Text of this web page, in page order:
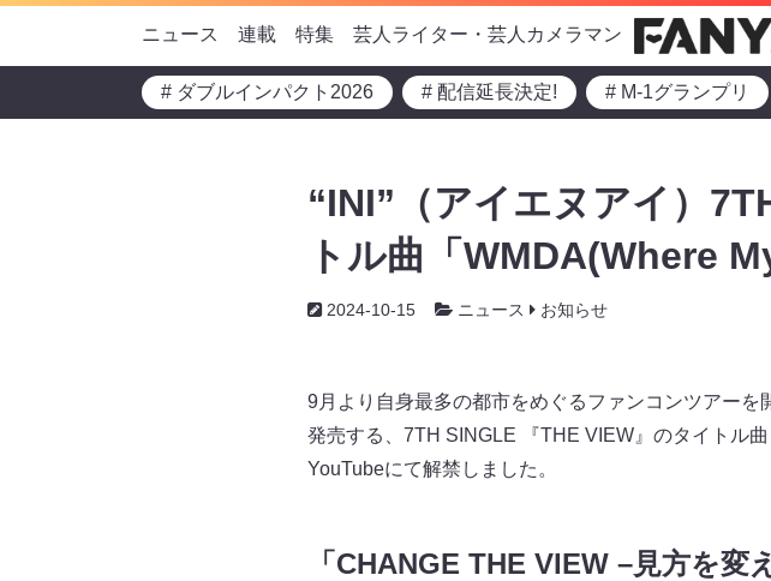
ニュース 連載 特集 芸人ライター・芸人カメラマン
# ダブルインパクト2026 # 配信延長決定! # M-1グランプリ
“INI”（アイエヌアイ）
トル曲「WMDA(Where
2024-10-15 ニュース お知らせ
9月より自身最多の都市をめぐるファンコンツアー
発売する、7TH SINGLE 『THE VIEW』のタイトル
YouTubeにて解禁しました。
「CHANGE THE VIEW –見方を変